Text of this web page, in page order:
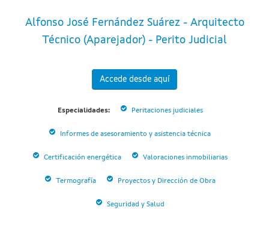
Alfonso José Fernández Suárez - Arquitecto
Técnico (Aparejador) - Perito Judicial
Accede desde aquí
Especialidades: Peritaciones judiciales
Informes de asesoramiento y asistencia técnica
Certificación energética Valoraciones inmobiliarias
Termografía Proyectos y Dirección de Obra
Seguridad y Salud